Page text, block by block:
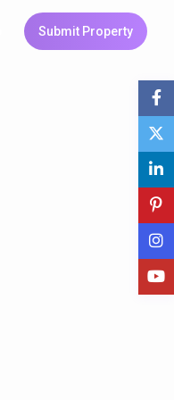
Submit Property